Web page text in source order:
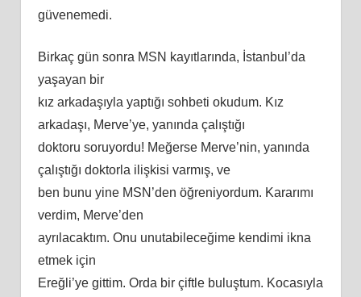
güvenemedi.
Birkaç gün sonra MSN kayıtlarında, İstanbul’da
yaşayan bir
kız arkadaşıyla yaptığı sohbeti okudum. Kız
arkadaşı, Merve’ye, yanında çalıştığı
doktoru soruyordu! Meğerse Merve’nin, yanında
çalıştığı doktorla ilişkisi varmış, ve
ben bunu yine MSN’den öğreniyordum. Kararımı
verdim, Merve’den
ayrılacaktım. Onu unutabileceğime kendimi ikna
etmek için
Ereğli’ye gittim. Orda bir çiftle buluştum. Kocasıyla